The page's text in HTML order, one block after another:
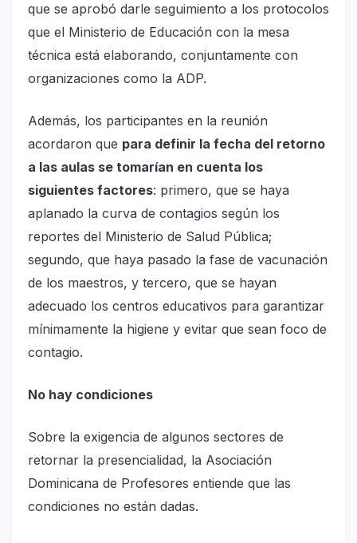
que se aprobó darle seguimiento a los protocolos
que el Ministerio de Educación con la mesa
técnica está elaborando, conjuntamente con
organizaciones como la ADP.
Además, los participantes en la reunión
acordaron que para definir la fecha del retorno
a las aulas se tomarían en cuenta los
siguientes factores: primero, que se haya
aplanado la curva de contagios según los
reportes del Ministerio de Salud Pública;
segundo, que haya pasado la fase de vacunación
de los maestros, y tercero, que se hayan
adecuado los centros educativos para garantizar
mínimamente la higiene y evitar que sean foco de
contagio.
No hay condiciones
Sobre la exigencia de algunos sectores de
retornar la presencialidad, la Asociación
Dominicana de Profesores entiende que las
condiciones no están dadas.